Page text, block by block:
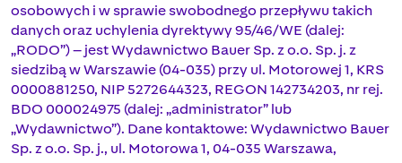
osobowych i w sprawie swobodnego przepływu takich
danych oraz uchylenia dyrektywy 95/46/WE (dalej:
„RODO”) – jest Wydawnictwo Bauer Sp. z o.o. Sp. j. z
siedzibą w Warszawie (04-035) przy ul. Motorowej 1, KRS
0000881250, NIP 5272644323, REGON 142734203, nr rej.
BDO 000024975 (dalej: „administrator” lub
„Wydawnictwo”). Dane kontaktowe: Wydawnictwo Bauer
Sp. z o.o. Sp. j., ul. Motorowa 1, 04-035 Warszawa,